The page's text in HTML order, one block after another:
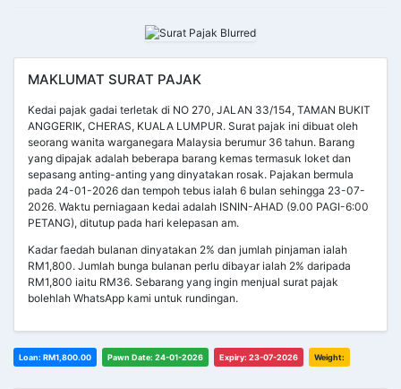
MAKLUMAT SURAT PAJAK
Kedai pajak gadai terletak di NO 270, JALAN 33/154, TAMAN BUKIT
ANGGERIK, CHERAS, KUALA LUMPUR. Surat pajak ini dibuat oleh
seorang wanita warganegara Malaysia berumur 36 tahun. Barang
yang dipajak adalah beberapa barang kemas termasuk loket dan
sepasang anting-anting yang dinyatakan rosak. Pajakan bermula
pada 24-01-2026 dan tempoh tebus ialah 6 bulan sehingga 23-07-
2026. Waktu perniagaan kedai adalah ISNIN-AHAD (9.00 PAGI-6:00
PETANG), ditutup pada hari kelepasan am.
Kadar faedah bulanan dinyatakan 2% dan jumlah pinjaman ialah
RM1,800. Jumlah bunga bulanan perlu dibayar ialah 2% daripada
RM1,800 iaitu RM36. Sebarang yang ingin menjual surat pajak
bolehlah WhatsApp kami untuk rundingan.
Loan: RM1,800.00 Pawn Date: 24-01-2026 Expiry: 23-07-2026 Weight: